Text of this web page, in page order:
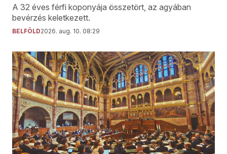
A 32 éves férfi koponyája összetört, az agyában
bevérzés keletkezett.
BELFÖLD2026. aug. 10. 08:29